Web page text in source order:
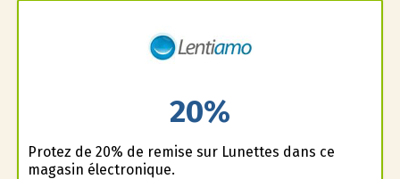
20%
Profitez de 20% de remise sur Lunettes dans ce
magasin électronique.